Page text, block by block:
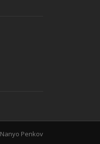
Nanyo Penkov